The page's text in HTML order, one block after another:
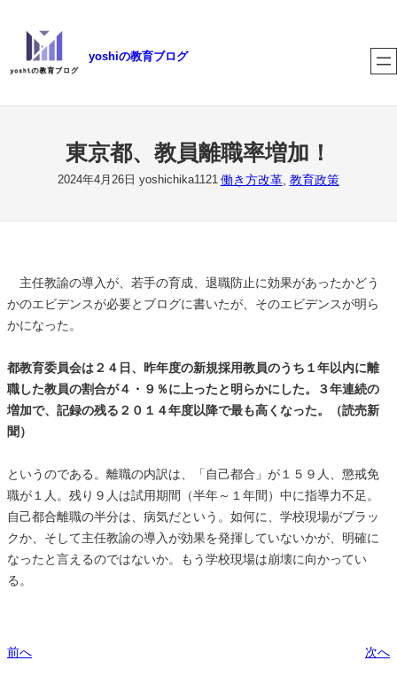
yoshiの教育ブログ
東京都、教員離職率増加！
2024年4月26日 yoshichika1121 働き方改革, 教育政策
主任教諭の導入が、若手の育成、退職防止に効果があったかどう
かのエビデンスが必要とブログに書いたが、そのエビデンスが明ら
かになった。
都教育委員会は２４日、昨年度の新規採用教員のうち１年以内に離
職した教員の割合が４・９％に上ったと明らかにした。３年連続の
増加で、記録の残る２０１４年度以降で最も高くなった。（読売新
聞）
というのである。離職の内訳は、「自己都合」が１５９人、懲戒免
職が１人。残り９人は試用期間（半年～１年間）中に指導力不足。
自己都合離職の半分は、病気だという。如何に、学校現場がブラッ
クか、そして主任教諭の導入が効果を発揮していないかが、明確に
なったと言えるのではないか。もう学校現場は崩壊に向かってい
る。
前へ 次へ